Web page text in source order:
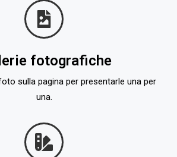
fotografiche
sulla pagina per presentarle una per
una.